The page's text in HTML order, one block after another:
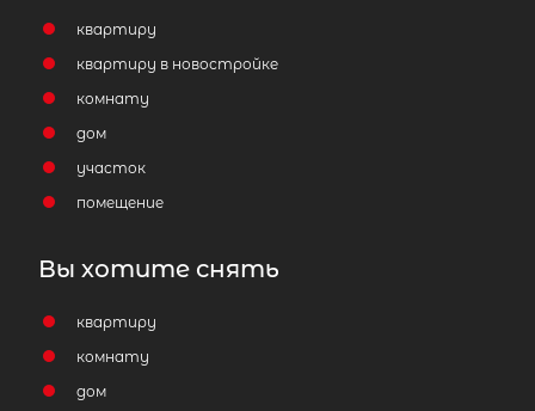
квартиру
квартиру в новостройке
комнату
дом
участок
помещение
Вы хотите снять
квартиру
комнату
дом